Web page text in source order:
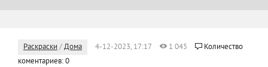
Раскраски /Дома 4-12-2023, 17:17 1 045
Количество
коментариев: 0